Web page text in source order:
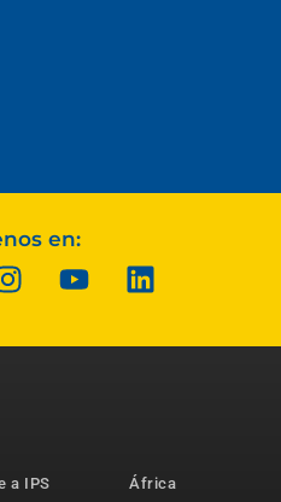
en:
a IPS
África